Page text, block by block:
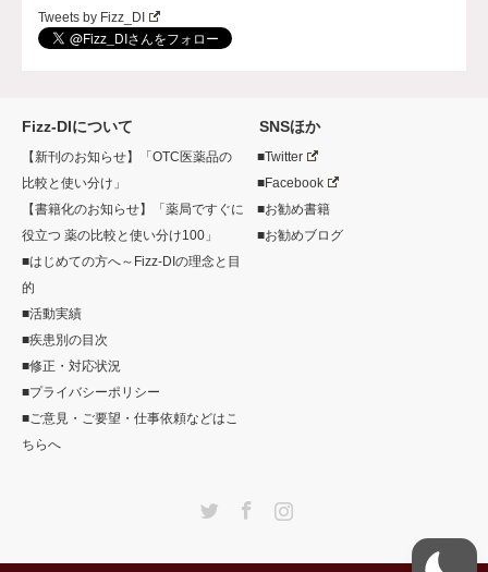
Tweets by Fizz_DI
Fizz-DIについて
【新刊のお知らせ】「OTC医薬品の
比較と使い分け」
【書籍化のお知らせ】「薬局ですぐに
役立つ 薬の比較と使い分け100」
■はじめての方へ～Fizz-DIの理念と目
的
■活動実績
■疾患別の目次
■修正・対応状況
■プライバシーポリシー
■ご意見・ご要望・仕事依頼などはこ
ちらへ
SNSほか
■Twitter
■Facebook
■お勧め書籍
■お勧めブログ
Instagram